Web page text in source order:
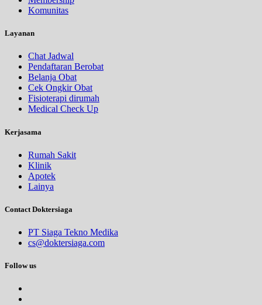
Komunitas
Layanan
Chat Jadwal
Pendaftaran Berobat
Belanja Obat
Cek Ongkir Obat
Fisioterapi dirumah
Medical Check Up
Kerjasama
Rumah Sakit
Klinik
Apotek
Lainya
Contact Doktersiaga
PT Siaga Tekno Medika
cs@doktersiaga.com
Follow us